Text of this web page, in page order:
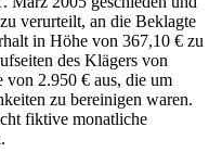
verurteilt, an die Beklagte
in Höhe von 367,10 € zu
des Klägers von
2.950 € aus, die um
zu bereinigen waren.
fiktive monatliche